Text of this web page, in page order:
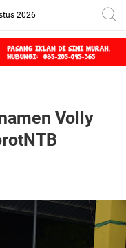
2026
Volly